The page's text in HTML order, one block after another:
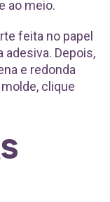
ao meio.
feita no papel
adesiva. Depois,
e redonda
clique